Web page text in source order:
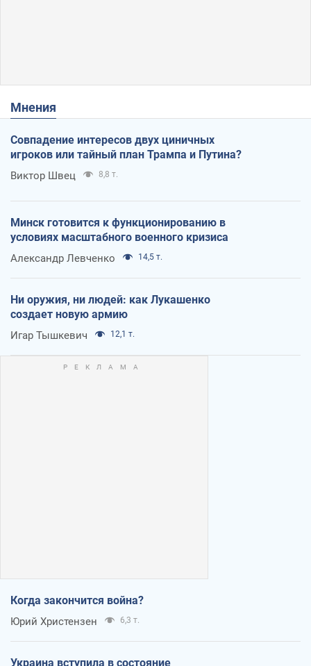
Мнения
Совпадение интересов двух циничных
игроков или тайный план Трампа и Путина?
Виктор Швец 8,8 т.
Минск готовится к функционированию в
условиях масштабного военного кризиса
Александр Левченко 14,5 т.
Ни оружия, ни людей: как Лукашенко
создает новую армию
Игар Тышкевич 12,1 т.
Когда закончится война?
Юрий Христензен 6,3 т.
Украина вступила в состояние